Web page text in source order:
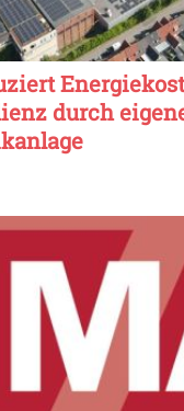
durch